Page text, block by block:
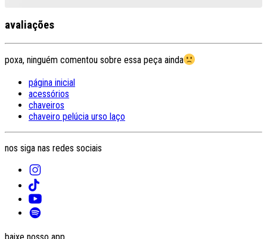
avaliações
poxa, ninguém comentou sobre essa peça ainda
página inicial
acessórios
chaveiros
chaveiro pelúcia urso laço
nos siga nas redes sociais
baixe nosso app